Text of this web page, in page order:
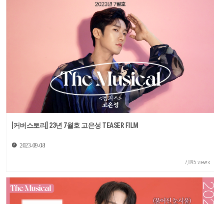
[커버스토리] 23년 7월호 고은성 TEASER FILM
2023-09-08
7,895 views